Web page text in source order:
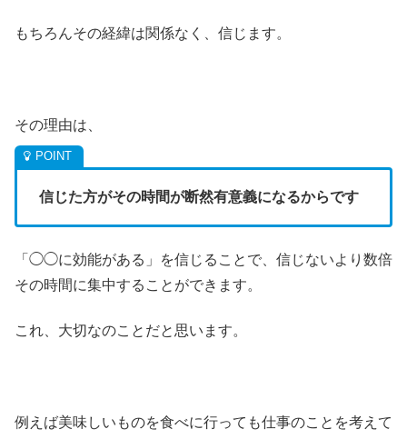
もちろんその経緯は関係なく、信じます。
その理由は、
信じた方がその時間が断然有意義になるからです
「◯◯に効能がある」を信じることで、信じないより数倍
その時間に集中することができます。
これ、大切なのことだと思います。
例えば美味しいものを食べに行っても仕事のことを考えて